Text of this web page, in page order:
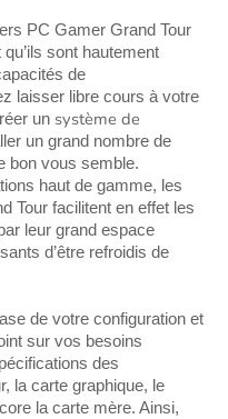
PC Gamer Grand Tour
sont hautement
de
laisser libre cours à votre
un
un grand nombre de
bon vous semble.
haut de gamme, les
Tour facilitent en effet les
leur grand espace
d’être refroidis de
de votre configuration et
sur vos besoins
des
la carte graphique, le
la carte mère. Ainsi,